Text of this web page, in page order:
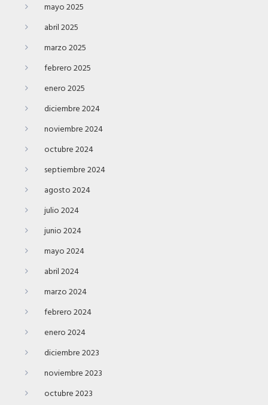
mayo 2025
abril 2025
marzo 2025
febrero 2025
enero 2025
diciembre 2024
noviembre 2024
octubre 2024
septiembre 2024
agosto 2024
julio 2024
junio 2024
mayo 2024
abril 2024
marzo 2024
febrero 2024
enero 2024
diciembre 2023
noviembre 2023
octubre 2023